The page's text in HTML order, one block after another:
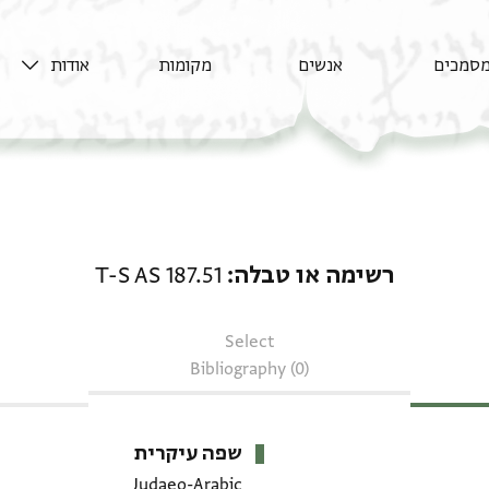
מסמכים אנשים מקומות אודות
רשימה או טבלה T-S AS 187.51
Select
Bibliography (0)
שפה עיקרית